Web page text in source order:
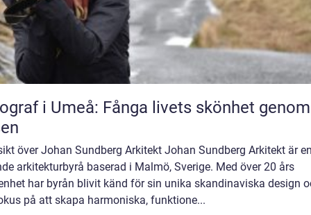
i Umeå: Fånga livets skönhet genom
över Johan Sundberg Arkitekt Johan Sundberg Arkitekt är
arkitekturbyrå baserad i Malmö, Sverige. Med över 20 års
har byrån blivit känd för sin unika skandinaviska design
på att skapa harmoniska, funktione...